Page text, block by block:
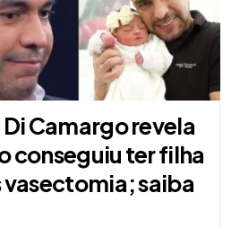
Di Camargo revela
conseguiu ter filha
vasectomia; saiba